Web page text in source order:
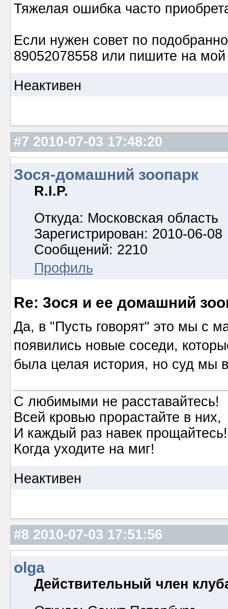
Тяжелая ошибка часто
Если нужен совет по
89052078558 или пишите на
Неактивен
#7 2010-07-03 17:48:20
Зося-домашний зоопарк
R.I.P.
Откуда: Московская область
Зарегистрирован: 2010-06-08
Сообщений: 2210
Профиль
Re: 3ося и ее домашний
Да, в "Пусть говорят" это мы с
появились новые соседи,
была целая история, но суд мы
С любимыми не расставайтесь!
Всей кровью прорастайте в них,
И каждый раз навек прощайтесь!
Когда уходите на миг!
Неактивен
#8 2010-07-03 17:51:56
olga
Действительный член